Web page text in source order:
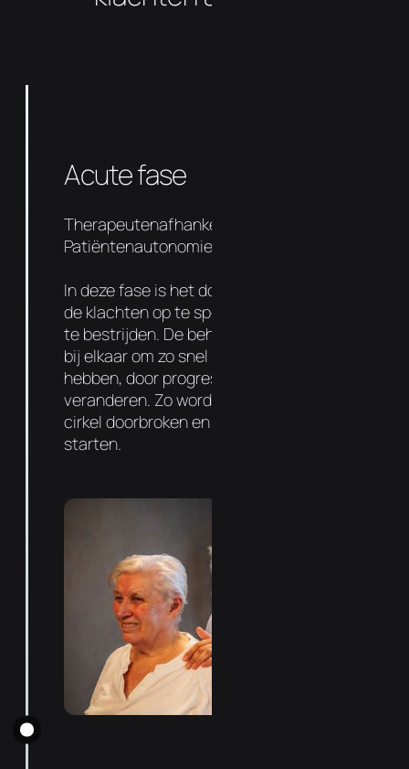
Acute fase
Therapeutenafhankelijkheid 90%
Patiëntenautonomie 10%
In deze fase is het doel om de oorzaak van
de klachten op te sporen en de symptomen
te bestrijden. De behandelingen liggen dicht
bij elkaar om zo snel mogelijk resultaat te
hebben, door progressief de functie te
veranderen. Zo wordt de negatieve vicieuze
cirkel doorbroken en kan de genezing
starten.